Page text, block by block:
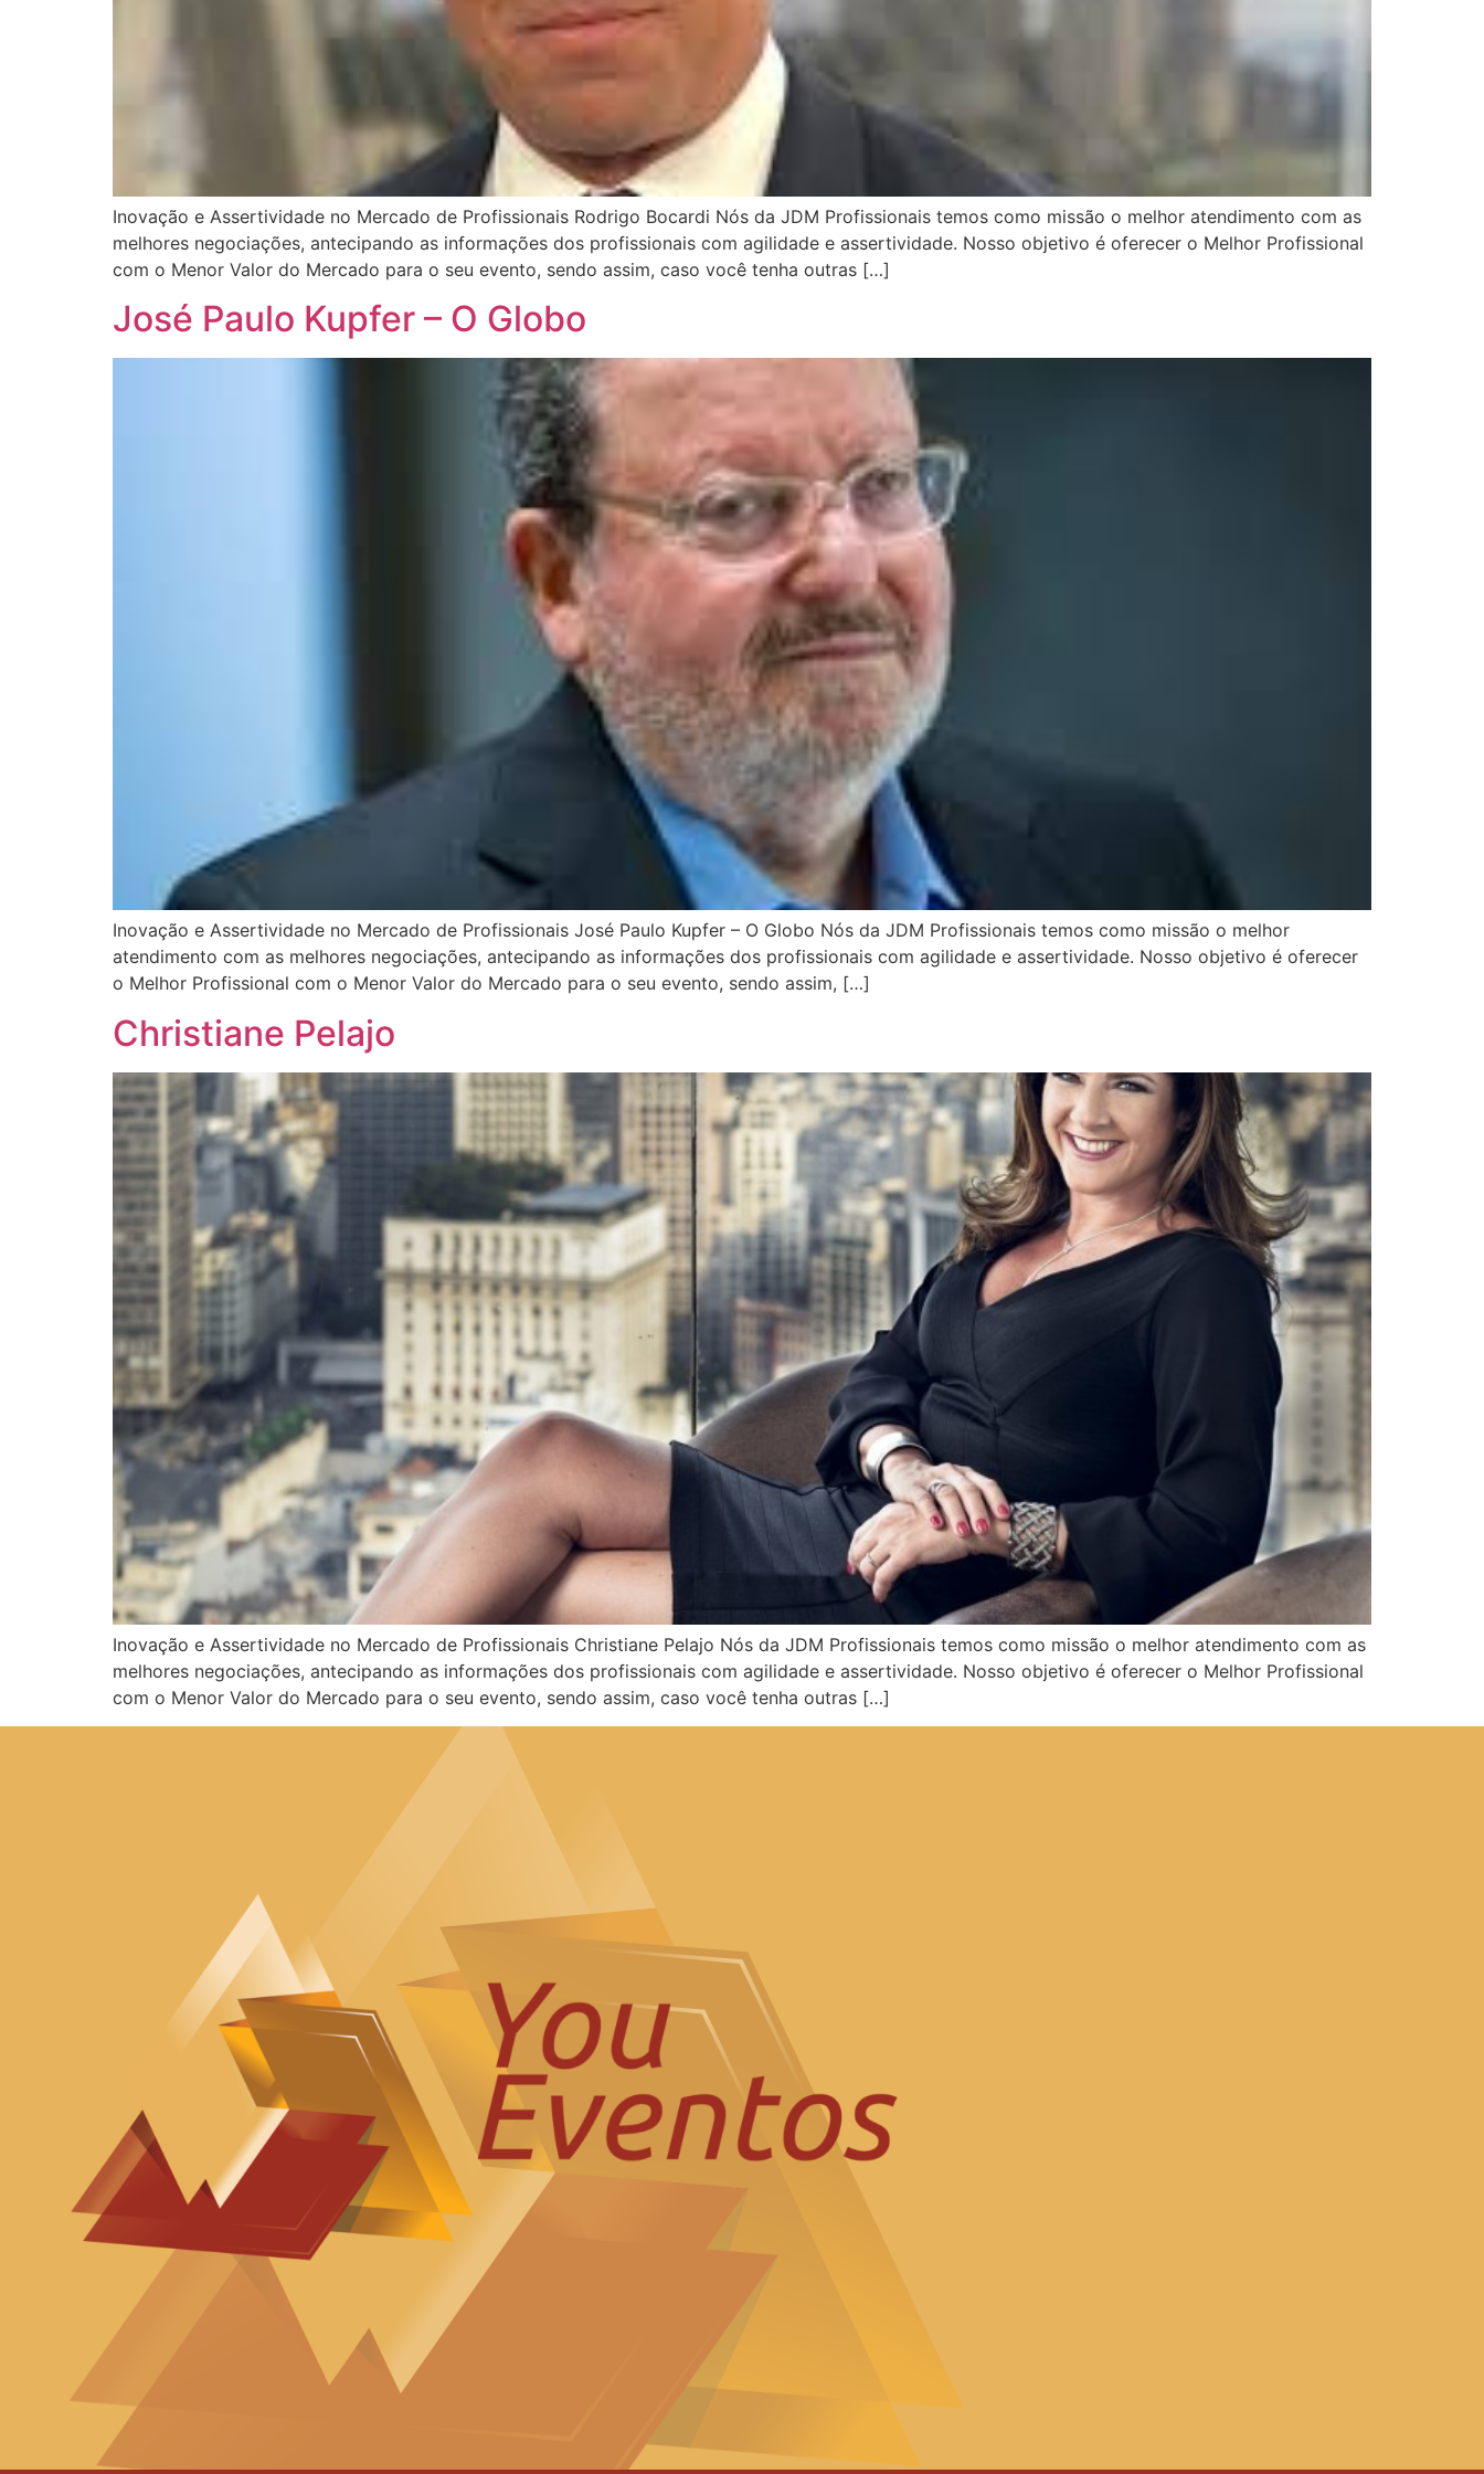
Inovação e Assertividade no Mercado de Profissionais Rodrigo Bocardi Nós da JDM Profissionais temos como missão o melhor atendimento com as
melhores negociações, antecipando as informações dos profissionais com agilidade e assertividade. Nosso objetivo é oferecer o Melhor Profissional
com o Menor Valor do Mercado para o seu evento, sendo assim, caso você tenha outras […]
José Paulo Kupfer – O Globo
Inovação e Assertividade no Mercado de Profissionais José Paulo Kupfer – O Globo Nós da JDM Profissionais temos como missão o melhor
atendimento com as melhores negociações, antecipando as informações dos profissionais com agilidade e assertividade. Nosso objetivo é oferecer
o Melhor Profissional com o Menor Valor do Mercado para o seu evento, sendo assim, […]
Christiane Pelajo
Inovação e Assertividade no Mercado de Profissionais Christiane Pelajo Nós da JDM Profissionais temos como missão o melhor atendimento com as
melhores negociações, antecipando as informações dos profissionais com agilidade e assertividade. Nosso objetivo é oferecer o Melhor Profissional
com o Menor Valor do Mercado para o seu evento, sendo assim, caso você tenha outras […]